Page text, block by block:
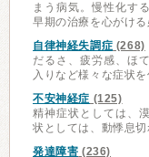
まう病気。慢性化す
早期の治療を心がける
自律神経失調症 (268)
だるさ、疲労感、ほ
入りなど様々な症状を
不安神経症 (125)
精神症状としては、
状としては、動悸息
発達障害 (236)